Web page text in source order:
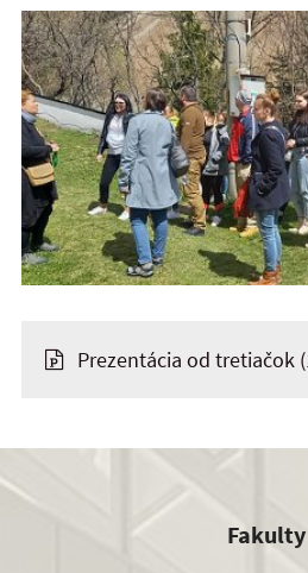
Prezentácia od tretiačok
Fakulty